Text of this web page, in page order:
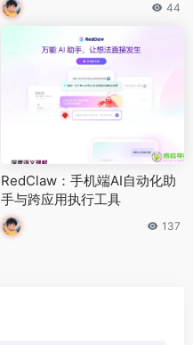
44
RedClaw：手机端AI自动化助
手与跨应用执行工具
137